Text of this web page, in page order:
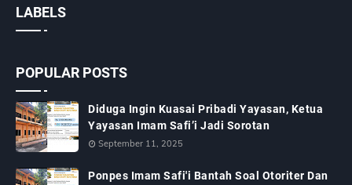
LABELS
POPULAR POSTS
Diduga Ingin Kuasai Pribadi Yayasan, Ketua
Yayasan Imam Safi’i Jadi Sorotan
September 11, 2025
Ponpes Imam Safi'i Bantah Soal Otoriter Dan